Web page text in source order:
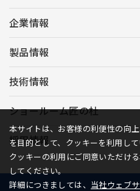
本サイトは、お客様の利便性の向
を目的として、クッキーを利用して
クッキーの利用にご同意いただけ
してください。
詳細につきましては、 当社ウェブ
企業情報
製品情報
技術情報
ショールーム匠の杜
採用情報